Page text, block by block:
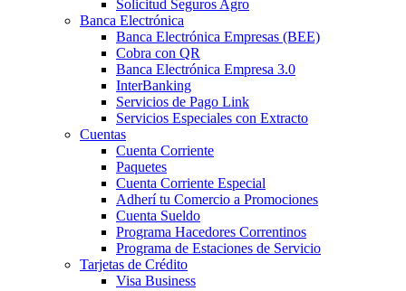
Solicitud Seguros Agro
Banca Electrónica
Banca Electrónica Empresas (BEE)
Cobra con QR
Banca Electrónica Empresa 3.0
InterBanking
Servicios de Pago Link
Servicios Especiales con Extracto
Cuentas
Cuenta Corriente
Paquetes
Cuenta Corriente Especial
Adherí tu Comercio a Promociones
Cuenta Sueldo
Programa Hacedores Correntinos
Programa de Estaciones de Servicio
Tarjetas de Crédito
Visa Business